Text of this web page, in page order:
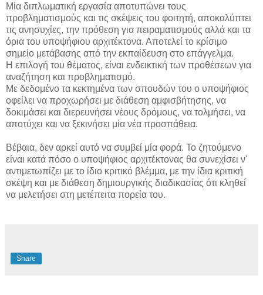
Μία διπλωματική εργασία αποτυπώνει τους
προβληματισμούς και τις σκέψεις του φοιτητή, αποκαλύπτει
τις ανησυχίες, την πρόθεση για πειραματισμούς αλλά και τα
όρια του υποψήφιου αρχιτέκτονα. Αποτελεί το κρίσιμο
σημείο μετάβασης από την εκπαίδευση στο επάγγελμα.
Η επιλογή του θέματος, είναι ενδεικτική των προθέσεων για
αναζήτηση και προβληματισμό.
Με δεδομένο τα κεκτημένα των σπουδών του ο υποψήφιος
οφείλει να προχωρήσει με διάθεση αμφισβήτησης, να
δοκιμάσει και διερευνήσει νέους δρόμους, να τολμήσει, να
αποτύχει και να ξεκινήσει μία νέα προσπάθεια.
Βέβαια, δεν αρκεί αυτό να συμβεί μία φορά. Το ζητούμενο
είναι κατά πόσο ο υποψήφιος αρχιτέκτονας θα συνεχίσει ν'
αντιμετωπίζει με το ίδιο κριτικό βλέμμα, με την ίδια κριτική
σκέψη και με διάθεση δημιουργικής διαδικασίας ότι κληθεί
να μελετήσει στη μετέπειτα πορεία του.
Share